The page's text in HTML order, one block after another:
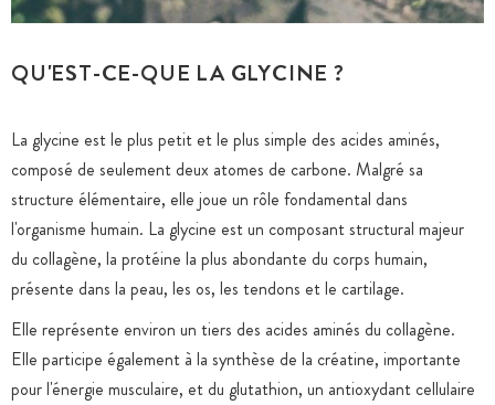
QU'EST-CE-QUE LA GLYCINE ?
La glycine est le plus petit et le plus simple des acides aminés,
composé de seulement deux atomes de carbone. Malgré sa
structure élémentaire, elle joue un rôle fondamental dans
l'organisme humain. La glycine est un composant structural majeur
du collagène, la protéine la plus abondante du corps humain,
présente dans la peau, les os, les tendons et le cartilage.
Elle représente environ un tiers des acides aminés du collagène.
Elle participe également à la synthèse de la créatine, importante
pour l'énergie musculaire, et du glutathion, un antioxydant cellulaire